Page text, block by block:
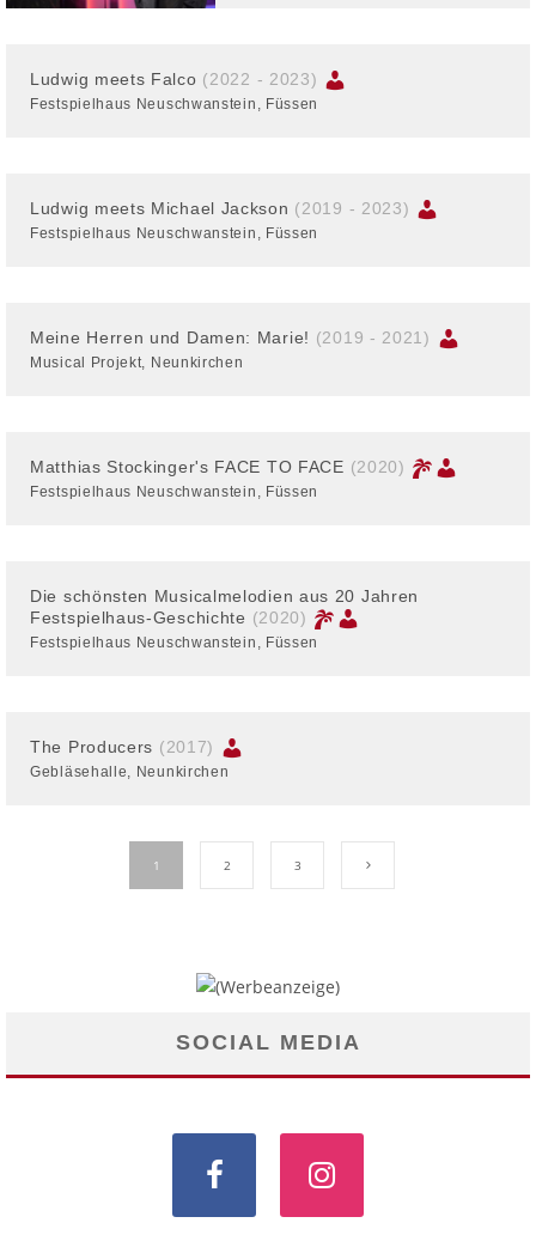
Ludwig meets Falco (2022 - 2023)
Festspielhaus Neuschwanstein, Füssen
Ludwig meets Michael Jackson (2019 - 2023)
Festspielhaus Neuschwanstein, Füssen
Meine Herren und Damen: Marie! (2019 - 2021)
Musical Projekt, Neunkirchen
Matthias Stockinger's FACE TO FACE (2020)
Festspielhaus Neuschwanstein, Füssen
Die schönsten Musicalmelodien aus 20 Jahren
Festspielhaus-Geschichte (2020)
Festspielhaus Neuschwanstein, Füssen
The Producers (2017)
Gebläsehalle, Neunkirchen
1 2 3
SOCIAL MEDIA